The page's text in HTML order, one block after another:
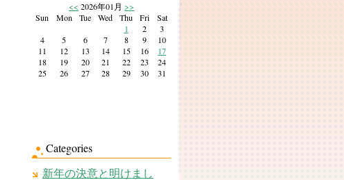
<< 2026年01月 >>
Sun
Mon Tue Wed Thu Fri
Sat
1
2
3
4
5 6 7 8 9
10
11
12 13 14 15 16
17
18
19 20 21 22 23
24
25
26 27 28 29 30 31
Categories
新年の決意と明けまし